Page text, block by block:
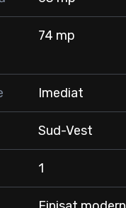
74 mp
Imediat
Sud-Vest
1